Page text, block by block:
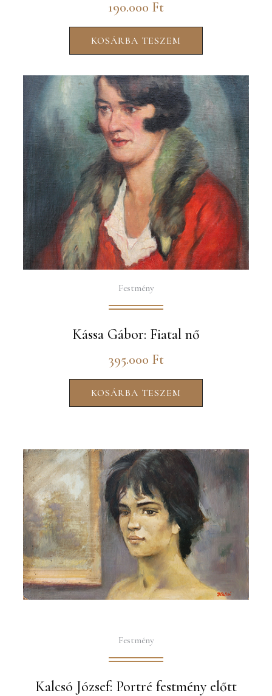
190.000 Ft
KOSÁRBA TESZEM
Festmény
Kássa Gábor: Fiatal nő
395.000 Ft
KOSÁRBA TESZEM
Festmény
Kalcsó József: Portré festmény előtt